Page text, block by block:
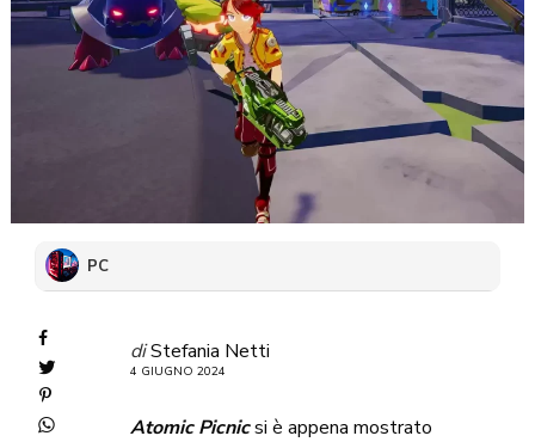
PC
diStefania Netti
4 GIUGNO 2024
Atomic Picnicsi è appena mostrato